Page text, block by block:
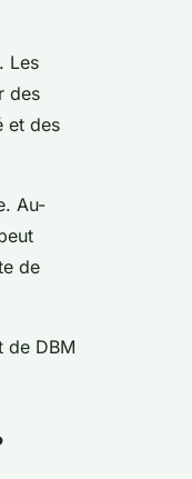
Les
des
et des
Au-
de
de DBM